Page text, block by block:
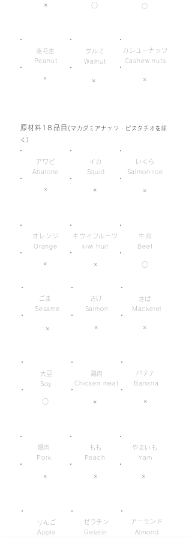
× ○ ○
Peanut
落花生
×
クルミ
Walnut
×
Cashew nuts
カシューナッツ
×
原材料18品目 (マカダミアナッツ・ピスタチオを除
く)
Abalone
×
イカ
Squid
×
Salmon roe
×
アワビ いくら
Orange
×
キウイフルーツ
kiwi fruit
×
オレンジ
Beef
牛肉
○
Sesame
ごま
×
Salmon
さけ
×
Mackerel
さば
×
Soy
大豆
○
Chicken meat
鶏肉
×
Banana
バナナ
×
豚肉
Pork
×
もも
Peach
×
Yam
やまいも
×
Apple
りんご
Gelatin
ゼラチン
Almond
アーモンド